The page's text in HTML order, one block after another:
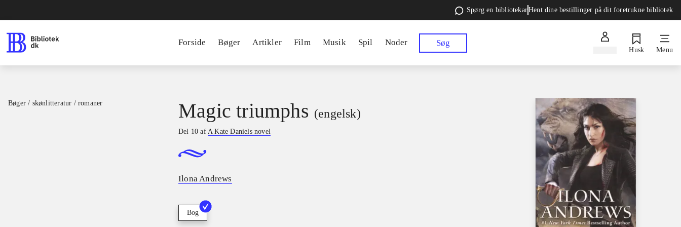
Spørg en bibliotekarHent dine bestillinger på dit foretrukne bibliotek
Forside Bøger Artikler Film Musik Spil Noder Søg
Husk Menu
Bøger / skønlitteratur / romaner Magic triumphs (engelsk)
Del 10 afA Kate Daniels novel
Ilona Andrews
Bog